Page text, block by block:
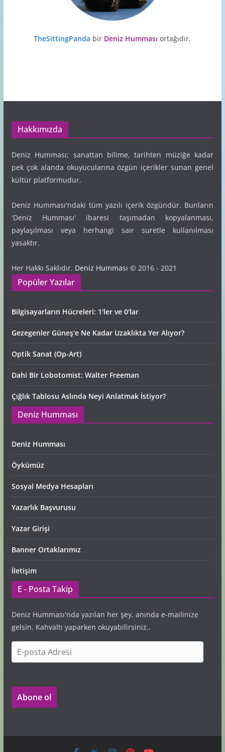
TheSittingPanda bir Deniz Humması ortağıdır.
Hakkımızda
Deniz Humması; sanattan bilime, tarihten müziğe kadar
pek çok alanda okuyucularına özgün içerikler sunan genel
kültür platformudur.
Deniz Humması'ndaki tüm yazılı içerik özgündür. Bunların
'Deniz Humması' ibaresi taşımadan kopyalanması,
paylaşılması veya herhangi sair suretle kullanılması
yasaktır.
Her Hakkı Saklıdır. Deniz Humması © 2016 - 2021
Popüler Yazılar
Bilgisayarların Hücreleri: 1'ler ve 0'lar
Gezegenler Güneş'e Ne Kadar Uzaklıkta Yer Alıyor?
Optik Sanat (Op-Art)
Dahi Bir Lobotomist: Walter Freeman
Çığlık Tablosu Aslında Neyi Anlatmak İstiyor?
Deniz Humması
Deniz Humması
Öykümüz
Sosyal Medya Hesapları
Yazarlık Başvurusu
Yazar Girişi
Banner Ortaklarımız
İletişim
E - Posta Takip
Deniz Humması'nda yazılan her şey, anında e-mailinize
gelsin. Kahvaltı yaparken okuyabilirsiniz..
-
o
t
A
Abone ol